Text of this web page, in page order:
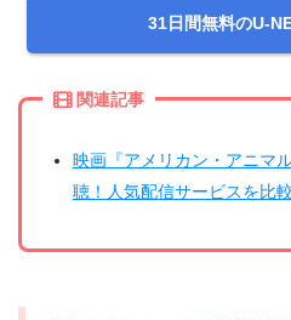
＼＼31日間無料!!お
今すぐ無料でU-
31日間無料のU-
関連記事
映画『アメリカン・アニマ
聴！人気配信サービスを比